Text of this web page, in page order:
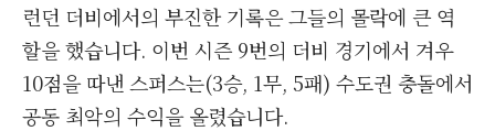
런던 더비에서의 부진한 기록은 그들의 몰락에 큰 역
할을 했습니다. 이번 시즌 9번의 더비 경기에서 겨우
10점을 따낸 스퍼스는(3승, 1무, 5패) 수도권 충돌에서
공동 최악의 수익을 올렸습니다.